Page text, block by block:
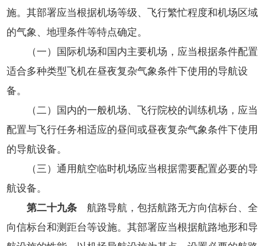
施。其部署应当根据机场等级、飞行繁忙程度和机场区域
的气象、地理条件等特点确定。
（一）国际机场和国内主要机场，应当根据条件配置
适合多种类型飞机在昼夜复杂气象条件下使用的导航设
备。
（二）国内的一般机场、飞行院校的训练机场，应当
配置与飞行任务相适应的昼间或昼夜复杂气象条件下使用
的导航设备。
（三）通用航空临时机场应当根据需要配置必要的导
航设备。
第二十九条航路导航，包括航路无方向信标台、全
向信标台和测距台等设施。其部署应当根据航路地形和导